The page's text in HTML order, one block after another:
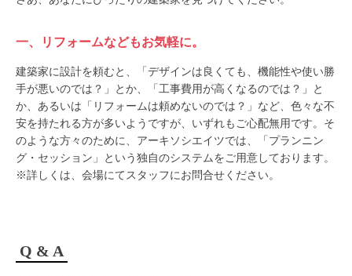
一、リフォームなどもお気軽に。
建築家に設計を頼むと、「デザインは良くても、機能性や使い勝
手が悪いのでは？」とか、「工事費用が高くなるのでは？」と
か、あるいは「リフォームは頼めないのでは？」など、色々な不
安を持たれる方が多いようですが、いずれもご心配無用です。そ
のような方々のために、アーキソシエイツでは、「プランニン
グ・セッション」という独自のシステムをご用意しております。
※詳しくは、会場にてスタッフにお問合せください。
Q & A